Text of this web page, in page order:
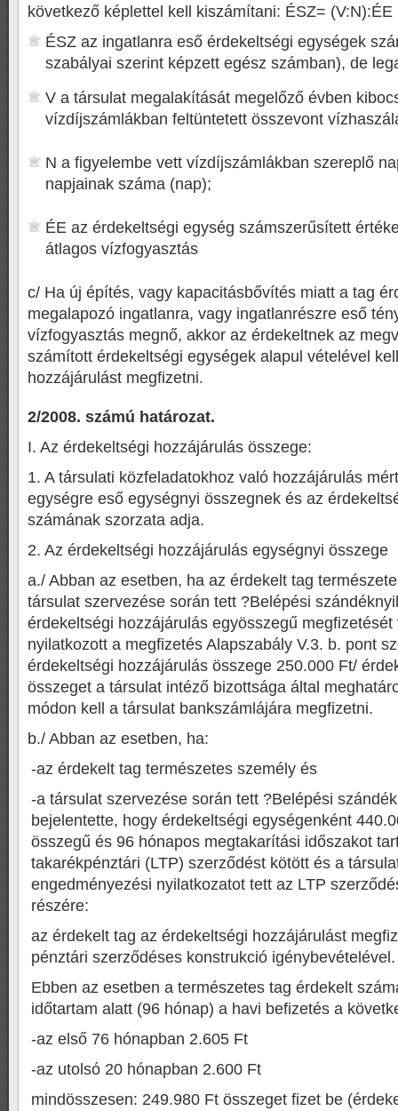
következő képlettel kell kiszámítani: ÉSZ= (V:N):ÉE
ÉSZ az ingatlanra eső érdekeltségi egységek
szabályai szerint képzett egész számban), de
V a társulat megalakítását megelőző évben
vízdíjszámlákban feltüntetett összevont
N a figyelembe vett vízdíjszámlákban szereplő
napjainak száma (nap);
ÉE az érdekeltségi egység számszerűsített
átlagos vízfogyasztás
c/ Ha új építés, vagy kapacitásbővítés miatt a tag
megalapozó ingatlanra, vagy ingatlanrészre eső
vízfogyasztás megnő, akkor az érdekeltnek az
számított érdekeltségi egységek alapul vételével
hozzájárulást megfizetni.
2/2008. számú határozat.
I. Az érdekeltségi hozzájárulás összege:
1. A társulati közfeladatokhoz való hozzájárulás
egységre eső egységnyi összegnek és az
számának szorzata adja.
2. Az érdekeltségi hozzájárulás egységnyi összege
a./ Abban az esetben, ha az érdekelt tag
társulat szervezése során tett ?Belépési
érdekeltségi hozzájárulás egyösszegű
nyilatkozott a megfizetés Alapszabály V.3. b. pont
érdekeltségi hozzájárulás összege 250.000 Ft/
összeget a társulat intéző bizottsága által
módon kell a társulat bankszámlájára megfizetni.
b./ Abban az esetben, ha:
-az érdekelt tag természetes személy és
-a társulat szervezése során tett ?Belépési
bejelentette, hogy érdekeltségi egységenként
összegű és 96 hónapos megtakarítási időszakot
takarékpénztári (LTP) szerződést kötött és a
engedményezési nyilatkozatot tett az LTP
részére:
az érdekelt tag az érdekeltségi hozzájárulást
pénztári szerződéses konstrukció igénybevételével.
Ebben az esetben a természetes tag érdekelt
időtartam alatt (96 hónap) a havi befizetés a
-az első 76 hónapban 2.605 Ft
-az utolsó 20 hónapban 2.600 Ft
mindösszesen: 249.980 Ft összeget fizet be